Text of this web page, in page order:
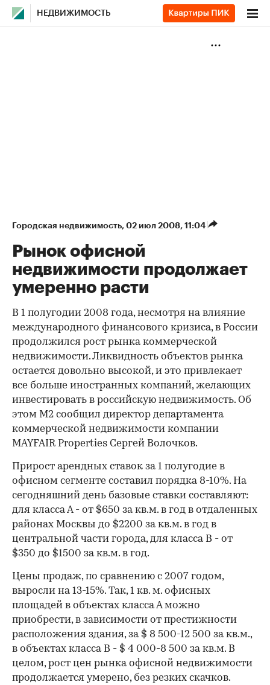
НЕДВИЖИМОСТЬ
Городская недвижимость⁠, 02 июл 2008, 11:04
Рынок офисной
недвижимости продолжает
умеренно расти
В 1 полугодии 2008 года, несмотря на влияние
международного финансового кризиса, в России
продолжился рост рынка коммерческой
недвижимости. Ликвидность объектов рынка
остается довольно высокой, и это привлекает
все больше иностранных компаний, желающих
инвестировать в российскую недвижимость. Об
этом М2 сообщил директор департамента
коммерческой недвижимости компании
MAYFAIR Properties Сергей Волочков.
Прирост арендных ставок за 1 полугодие в
офисном сегменте составил порядка 8-10%. На
сегодняшний день базовые ставки составляют:
для класса А - от $650 за кв.м. в год в отдаленных
районах Москвы до $2200 за кв.м. в год в
центральной части города, для класса В - от
$350 до $1500 за кв.м. в год.
Цены продаж, по сравнению с 2007 годом,
выросли на 13-15%. Так, 1 кв. м. офисных
площадей в объектах класса А можно
приобрести, в зависимости от престижности
расположения здания, за $ 8 500-12 500 за кв.м.,
в объектах класса В - $ 4 000-8 500 за кв.м. В
целом, рост цен рынка офисной недвижимости
продолжается умерено, без резких скачков.